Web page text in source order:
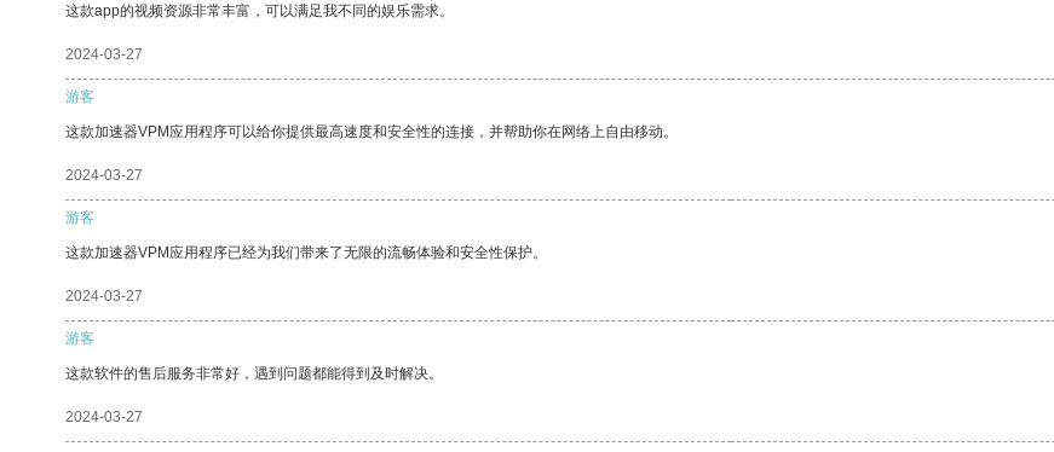
这款app的视频资源非常丰富，可以满足我不同的娱乐需求。
2024-03-27
游客
这款加速器VPM应用程序可以给你提供最高速度和安全性的连接，并帮助你在网络上自由移动。
2024-03-27
游客
这款加速器VPM应用程序已经为我们带来了无限的流畅体验和安全性保护。
2024-03-27
游客
这款软件的售后服务非常好，遇到问题都能得到及时解决。
2024-03-27